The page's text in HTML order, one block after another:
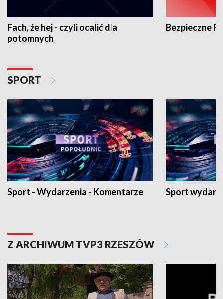
Fach, że hej - czyli ocalić dla
potomnych
Bezpieczne
SPORT
Sport - Wydarzenia - Komentarze Sport
Z ARCHIWUM TVP3 RZESZÓW